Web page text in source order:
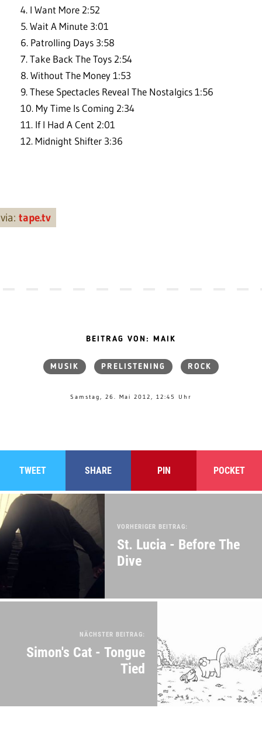
4. I Want More 2:52
5. Wait A Minute 3:01
6. Patrolling Days 3:58
7. Take Back The Toys 2:54
8. Without The Money 1:53
9. These Spectacles Reveal The Nostalgics 1:56
10. My Time Is Coming 2:34
11. If I Had A Cent 2:01
12. Midnight Shifter 3:36
via: tape.tv
BEITRAG VON: MAIK
MUSIK PRELISTENING ROCK
Samstag, 26. Mai 2012, 12:45 Uhr
TWEET SHARE PIN POCKET
VORHERIGER BEITRAG:
St. Lucia - Before The
Dive
NÄCHSTER BEITRAG:
Simon's Cat - Tongue
Tied